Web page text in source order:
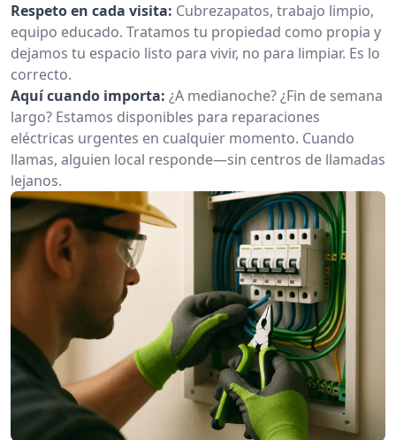
Respeto en cada visita: Cubrezapatos, trabajo limpio,
equipo educado. Tratamos tu propiedad como propia y
dejamos tu espacio listo para vivir, no para limpiar. Es lo
correcto.
Aquí cuando importa: ¿A medianoche? ¿Fin de semana
largo? Estamos disponibles para reparaciones
eléctricas urgentes en cualquier momento. Cuando
llamas, alguien local responde—sin centros de llamadas
lejanos.